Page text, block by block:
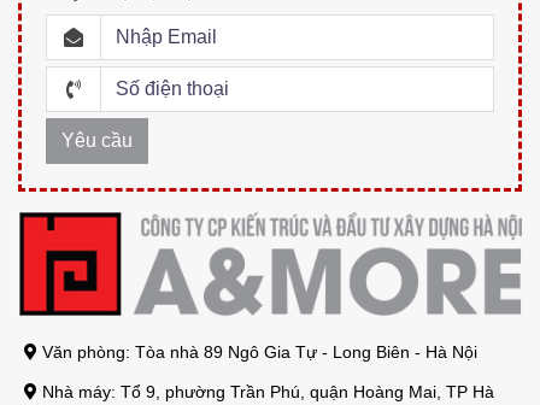
Văn phòng: Tòa nhà 89 Ngô Gia Tự - Long Biên - Hà Nội
Nhà máy: Tổ 9, phường Trần Phú, quận Hoàng Mai, TP Hà